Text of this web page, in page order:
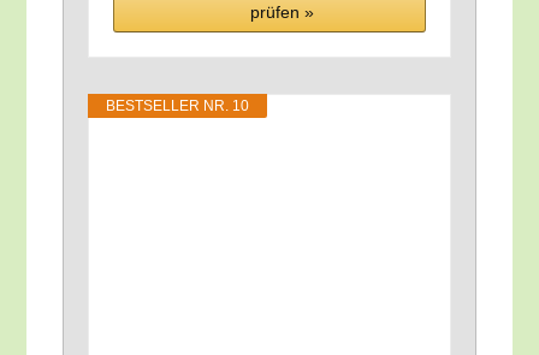
prü­fen »
BEST­SEL­LER NR. 10